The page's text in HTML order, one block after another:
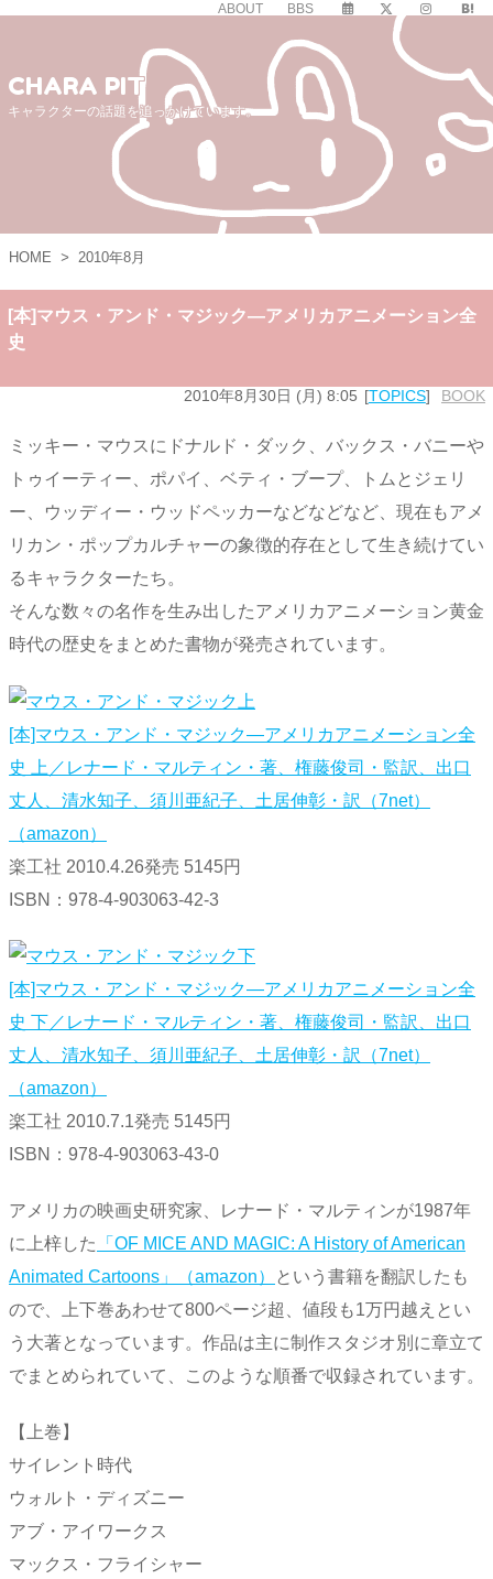
ABOUT BBS
CHARA PIT
キャラクターの話題を追っかけています。
HOME > 2010年8月
[本]マウス・アンド・マジック―アメリカアニメーション全
史
2010年8月30日 (月) 8:05 TOPICS BOOK
ミッキー・マウスにドナルド・ダック、バックス・バニーや
トゥイーティー、ポパイ、ベティ・ブープ、トムとジェリ
ー、ウッディー・ウッドペッカーなどなどなど、現在もアメ
リカン・ポップカルチャーの象徴的存在として生き続けてい
るキャラクターたち。
そんな数々の名作を生み出したアメリカアニメーション黄金
時代の歴史をまとめた書物が発売されています。
[本]マウス・アンド・マジック―アメリカアニメーション全
史 上／レナード・マルティン・著、権藤俊司・監訳、出口
丈人、清水知子、須川亜紀子、土居伸彰・訳（7net）
（amazon）
楽工社 2010.4.26発売 5145円
ISBN：978-4-903063-42-3
[本]マウス・アンド・マジック―アメリカアニメーション全
史 下／レナード・マルティン・著、権藤俊司・監訳、出口
丈人、清水知子、須川亜紀子、土居伸彰・訳（7net）
（amazon）
楽工社 2010.7.1発売 5145円
ISBN：978-4-903063-43-0
アメリカの映画史研究家、レナード・マルティンが1987年
に上梓した
「OF MICE AND MAGIC: A History of American
Animated Cartoons」（amazon）
という書籍を翻訳したも
ので、上下巻あわせて800ページ超、値段も1万円越えとい
う大著となっています。作品は主に制作スタジオ別に章立て
でまとめられていて、このような順番で収録されています。
【上巻】
サイレント時代
ウォルト・ディズニー
アブ・アイワークス
マックス・フライシャー